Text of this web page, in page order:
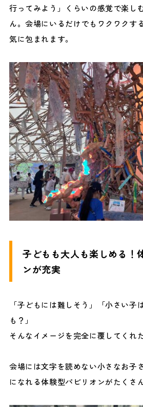
行ってみよう」くらいの感覚で楽し
ん。会場にいるだけでもワクワクす
気に包まれます。
子どもも大人も楽しめる！
ンが充実
「子どもには難しそう」「小さい子
も？」
そんなイメージを完全に覆してくれ
会場には文字を読めない小さなお子
になれる体験型パビリオンがたくさ